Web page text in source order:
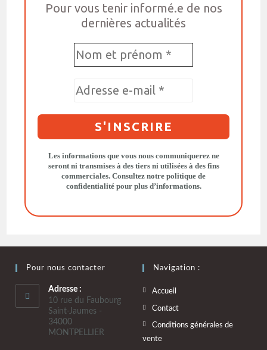
Pour vous tenir informé.e de nos
dernières actualités
Les informations que vous nous communiquerez ne
seront ni transmises à des tiers ni utilisées à des fins
commerciales. Consultez notre politique de
confidentialitépour plus d’informations.
Pour nous contacter
Adresse :
10 rue du Faubourg
Saint-Jaumes -
34000
MONTPELLIER
Navigation :
Accueil
Contact
Conditions générales de
vente